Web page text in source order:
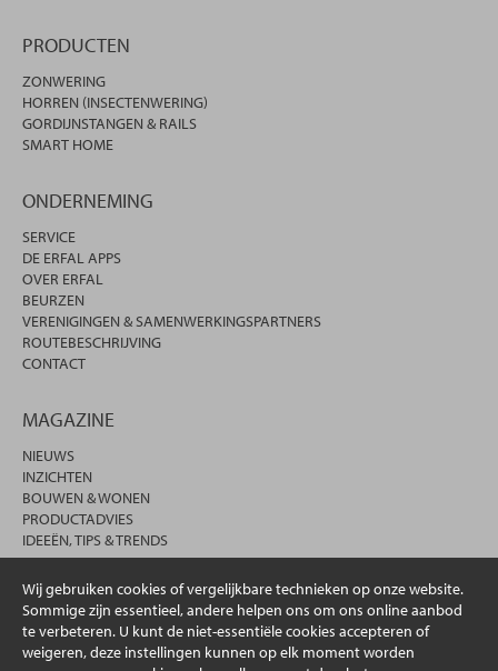
Wij gebruiken cookies of vergelijkbare technieken op onze website.
Sommige zijn essentieel, andere helpen ons om ons online aanbod
te verbeteren. U kunt de niet-essentiële cookies accepteren of
weigeren, deze instellingen kunnen op elk moment worden
PRODUCTEN
ZONWERING
HORREN (INSECTENWERING)
GORDIJNSTANGEN & RAILS
SMART HOME
ONDERNEMING
SERVICE
DE ERFAL APPS
OVER ERFAL
BEURZEN
VERENIGINGEN & SAMENWERKINGSPARTNERS
ROUTEBESCHRIJVING
CONTACT
MAGAZINE
NIEUWS
INZICHTEN
BOUWEN & WONEN
PRODUCTADVIES
IDEEËN, TIPS & TRENDS